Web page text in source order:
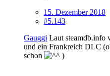
15. Dezember 2018
#5.143
Gauggi Laut steamdb.info
und ein Frankreich DLC
schon
)